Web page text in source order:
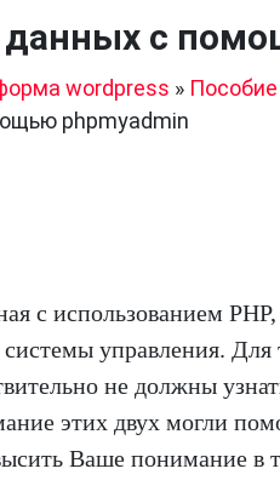
данных с
wordpress »
phpmyadmin
с использованием
управления. Для
не должны
этих двух могли
Ваше понимание в